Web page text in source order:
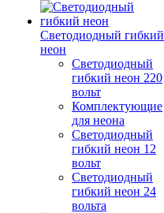
Светодиодный гибкий
неон
Светодиодный
гибкий неон 220
вольт
Комплектующие
для неона
Светодиодный
гибкий неон 12
вольт
Светодиодный
гибкий неон 24
вольта